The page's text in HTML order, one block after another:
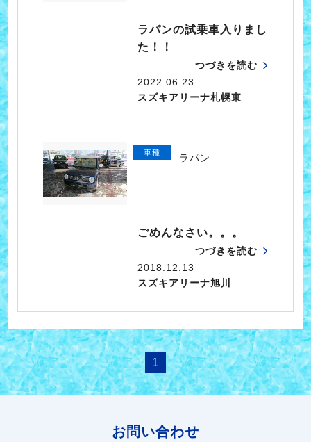
ラパンの試乗車入りまし
た！！
つづきを読む
2022.06.23
スズキアリーナ札幌東
車種 ラパン
ごめんなさい。。。
つづきを読む
2018.12.13
スズキアリーナ旭川
1
お問い合わせ